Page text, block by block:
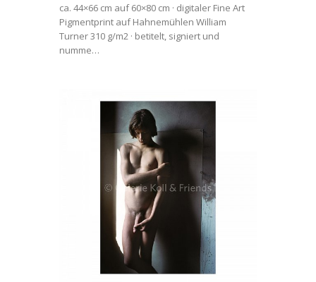
ca. 44×66 cm auf 60×80 cm · digitaler Fine Art
Pigmentprint auf Hahnemühlen William
Turner 310 g/m2 · betitelt, signiert und
numme…